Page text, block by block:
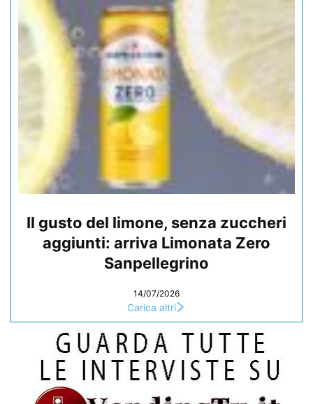
Il gusto del limone, senza zuccheri
aggiunti: arriva Limonata Zero
Sanpellegrino
14/07/2026
Carica altri